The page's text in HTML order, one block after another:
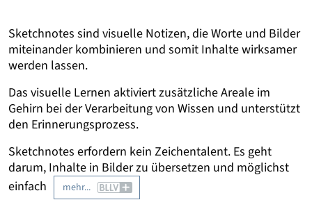
Sketchnotes sind visuelle Notizen, die Worte und Bilder
miteinander kombinieren und somit Inhalte wirksamer
werden lassen.
Das visuelle Lernen aktiviert zusätzliche Areale im
Gehirn bei der Verarbeitung von Wissen und unterstützt
den Erinnerungsprozess.
Sketchnotes erfordern kein Zeichentalent. Es geht
darum, Inhalte in Bilder zu übersetzen und möglichst
einfach
mehr...